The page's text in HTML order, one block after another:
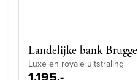
Landelijke bank Brugge
Luxe en royale uitstraling